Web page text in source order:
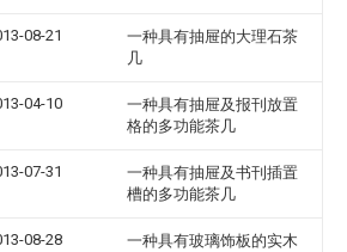
08-21
一种具有抽屉的大理石茶
几
04-10
一种具有抽屉及报刊放置
格的多功能茶几
07-31
一种具有抽屉及书刊插置
槽的多功能茶几
08-28
一种具有玻璃饰板的实木